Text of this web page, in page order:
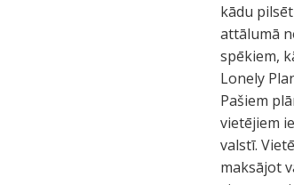
kādu
attālumā
spēkiem,
Lonely
Pašiem
vietējiem
valstī.
maksājot